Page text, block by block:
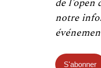
de
notre
S'abonner